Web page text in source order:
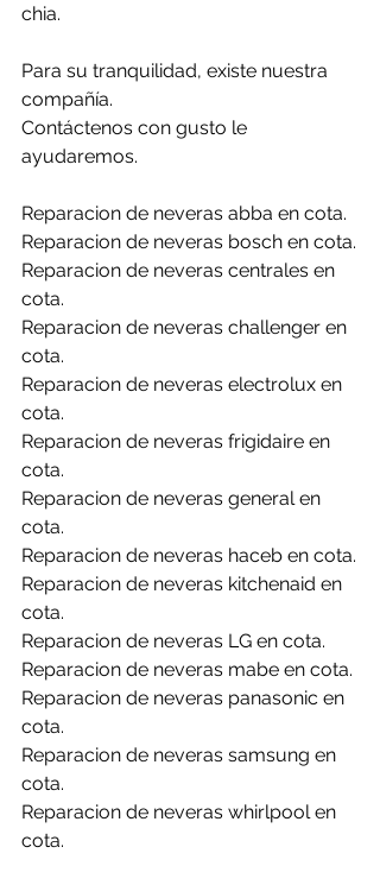
chia.
Para su tranquilidad, existe nuestra
compañía.
Contáctenos con gusto le
ayudaremos.
Reparacion de neveras abba en cota.
Reparacion de neveras bosch en cota.
Reparacion de neveras centrales en
cota.
Reparacion de neveras challenger en
cota.
Reparacion de neveras electrolux en
cota.
Reparacion de neveras frigidaire en
cota.
Reparacion de neveras general en
cota.
Reparacion de neveras haceb en cota.
Reparacion de neveras kitchenaid en
cota.
Reparacion de neveras LG en cota.
Reparacion de neveras mabe en cota.
Reparacion de neveras panasonic en
cota.
Reparacion de neveras samsung en
cota.
Reparacion de neveras whirlpool en
cota.